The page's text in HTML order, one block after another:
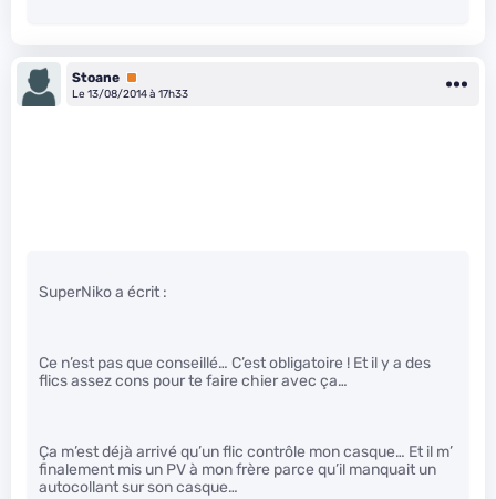
Stoane Premium
Le 13/08/2014 à 17h33
SuperNiko a écrit :
Ce n’est pas que conseillé… C’est obligatoire ! Et il y a des
flics assez cons pour te faire chier avec ça…
Ça m’est déjà arrivé qu’un flic contrôle mon casque… Et il m’
finalement mis un PV à mon frère parce qu’il manquait un
autocollant sur son casque…